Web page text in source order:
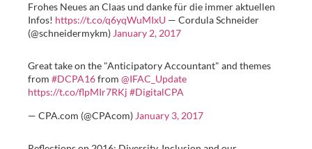
Frohes Neues an Claas und danke für die immer aktuellen
Infos! https://t.co/q6yqWuMIxU — Cordula Schneider
(@schneidermykm) January 2, 2017
Great take on the "Anticipatory Accountant" and themes
from #DCPA16from @IFAC_Update
https://t.co/flpMIr7RKj #DigitalCPA
— CPA.com (@CPAcom) January 3, 2017